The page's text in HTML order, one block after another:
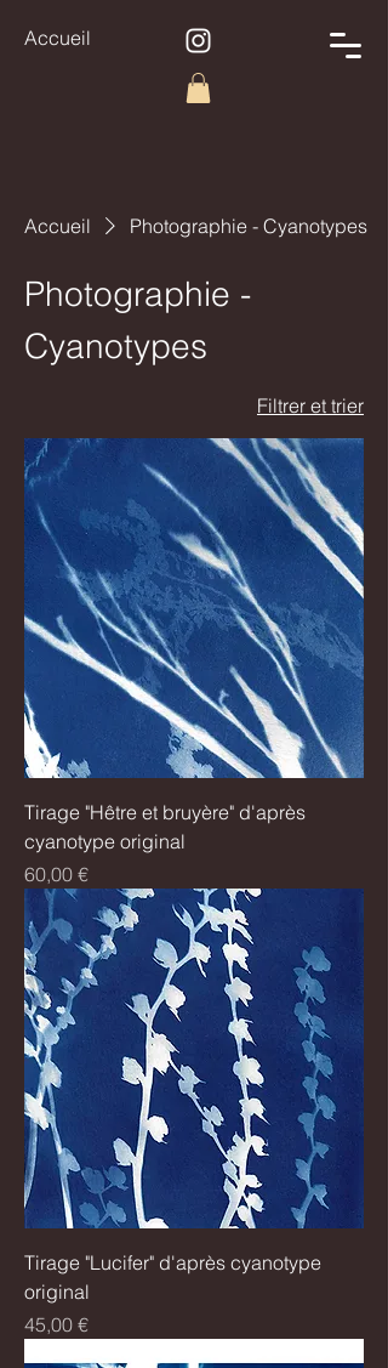
Accueil
Accueil Photographie - Cyanotypes
Photographie -
Cyanotypes
Filtrer et trier
Tirage "Hêtre et bruyère" d'après
cyanotype original
Prix
60,00 €
Tirage "Lucifer" d'après cyanotype
original
Prix
45,00 €